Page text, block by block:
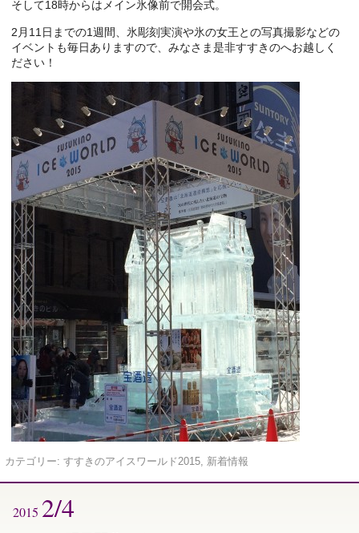
そして18時からはメイン氷像前で開会式。
2月11日までの1週間、氷彫刻実演や氷の女王との写真撮影などの
イベントも毎日ありますので、みなさま是非すすきのへお越しく
ださい！
カテゴリー: すすきのアイスワールド2015, 新着情報
2015 2/4